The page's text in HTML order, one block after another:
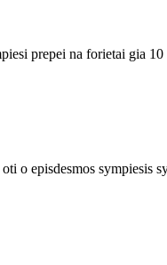
prepei na forietai gia
o episdesmos sympiesis